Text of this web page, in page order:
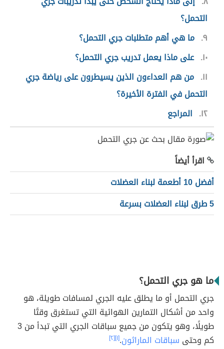
التحمل؟
٩ ما هي أهم متطلبات جري التحمل؟
١٠ على ماذا يعمل تدريب جري التحمل؟
١١ من هم العداءون الذين يسيطرون على رياضة جري
التحمل في الفترة الأخيرة؟
١٢
المراجع
اقرأ أيضاً
أفضل 10 أطعمة لبناء العضلات
5 طرق لبناء العضلات بسرعة
ما هو جري التحمل؟
جري التحمل أو ما يطلق عليه الجري لمسافات طويلة، هو
واحد من أشكال التمارين الهوائية التي تستغرق وقتًا
طويلًا، وهو يتكون من جميع سباقات الجري التي تبدأ من 3
كم وحتى سباقات الماراثون.[١] [٢]